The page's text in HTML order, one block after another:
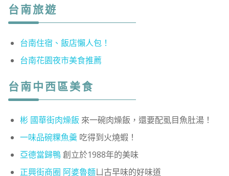
台南旅遊
台南住宿、飯店懶人包！
台南花園夜市美食推薦
台南中西區美食
彬 國華街肉燥飯 來一碗肉燥飯，還要配虱目魚肚湯！
一味品碗粿魚羹 吃得到火燒蝦！
亞德當歸鴨創立於1988年的美味
正興街商圈 阿婆魯麵ㄩ古早味的好味道